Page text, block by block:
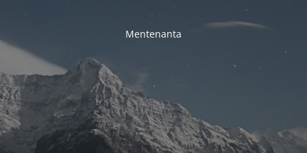
Mentenanta